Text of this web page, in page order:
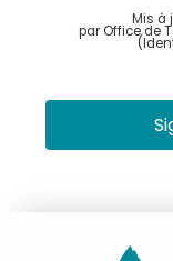
Mis à
par Office de